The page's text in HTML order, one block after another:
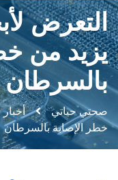
التعرض
يزيد من
بالسرطان
صحتي حياتي أخبار
خطر الإصابة بالسرطان